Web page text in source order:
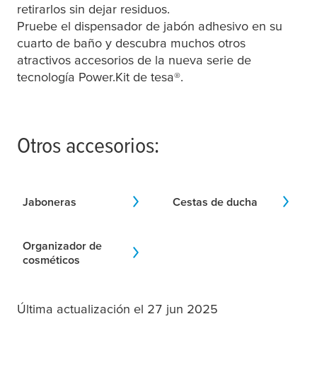
retirarlos sin dejar residuos.
Pruebe el dispensador de jabón adhesivo en su
cuarto de baño y descubra muchos otros
atractivos accesorios de la nueva serie de
tecnología Power.Kit de tesa®.
Otros accesorios:
Jaboneras Cestas de ducha
Organizador de
cosméticos
Última actualización el 27 jun 2025